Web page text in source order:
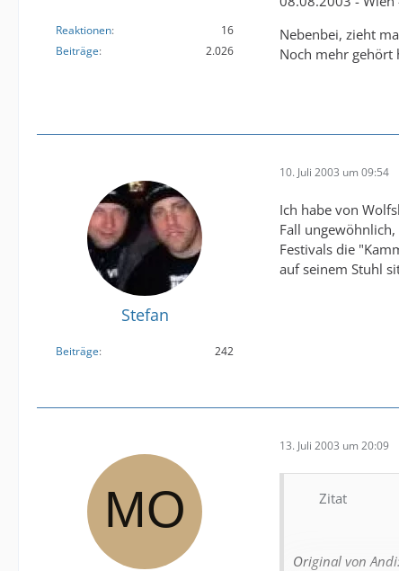
Reaktionen
16
Beiträge
2.026
Nebenbei, zieht
Noch mehr gehört
Stefan
Beiträge 242
10. Juli 2003 um 09:54
Ich habe von
Fall
Festivals die
auf seinem Stuhl
13. Juli 2003 um 20:09
Zitat
Original von